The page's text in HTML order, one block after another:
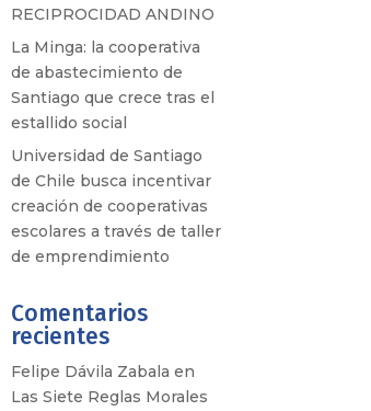
RECIPROCIDAD ANDINO
La Minga: la cooperativa
de abastecimiento de
Santiago que crece tras el
estallido social
Universidad de Santiago
de Chile busca incentivar
creación de cooperativas
escolares a través de taller
de emprendimiento
Comentarios
recientes
Felipe Dávila Zabala en
Las Siete Reglas Morales